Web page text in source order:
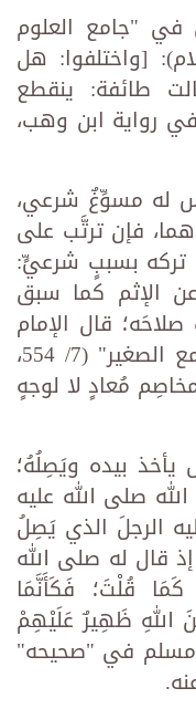
في "جامع العلوم
السلام): [واختلفوا: هل
طائفة: ينقطع
رواية ابن وهب،
له مسوِّغٌ شرعي،
فإن ترتَّب على
تركه بسببٍ شرعيٍّ:
الإثم كما سبق
قال الإمام
المناوي في "التنوير شرح الجامع الصغير" (7/ 554،
مُعادٍ لا لوجهٍ
يأخذ بيده ويَصِلُهُ؛
صلى الله عليه
الرجلَ الذي يَصِلُ
قال له صلى الله
قُلْتَ؛ فَكَأَنَّمَا
اللهِ ظَهِيرٌ عَلَيْهِمْ
مسلم في "صحيحه"